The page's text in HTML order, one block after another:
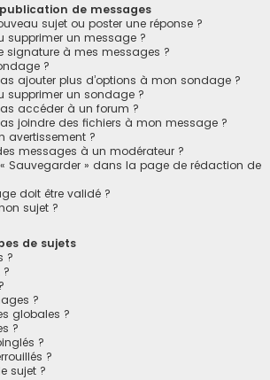
de messages
sujet ou poster une réponse ?
supprimer un message ?
signature à mes messages ?
?
ajouter plus d’options à mon sondage ?
supprimer un sondage ?
accéder à un forum ?
joindre des fichiers à mon message ?
avertissement ?
messages à un modérateur ?
Sauvegarder » dans la page de rédaction de
doit être validé ?
sujet ?
de sujets
?
?
?
globales ?
?
?
?
sujet ?